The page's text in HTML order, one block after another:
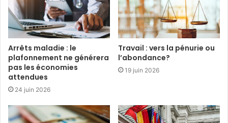
Arrêts maladie : le
plafonnement ne générera
pas les économies
attendues
24 juin 2026
Travail : vers la pénurie ou
l’abondance?
19 juin 2026